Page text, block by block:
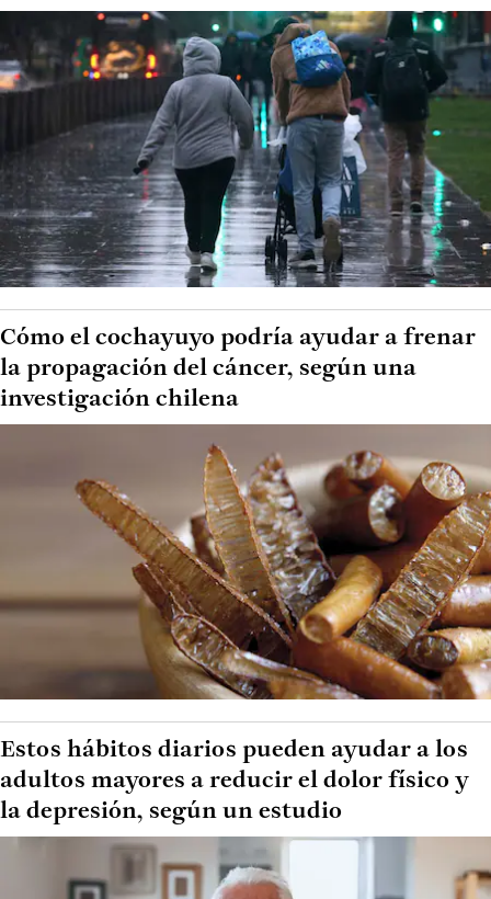
Cómo el cochayuyo podría ayudar a frenar
la propagación del cáncer, según una
investigación chilena
Estos hábitos diarios pueden ayudar a los
adultos mayores a reducir el dolor físico y
la depresión, según un estudio